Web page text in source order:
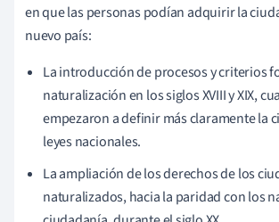
en que las personas podían adquirir la
nuevo país:
La introducción de procesos y criterios
naturalización en los siglos XVIII y XIX,
empezaron a definir más claramente la
leyes nacionales.
La ampliación de los derechos de los
naturalizados, hacia la paridad con los